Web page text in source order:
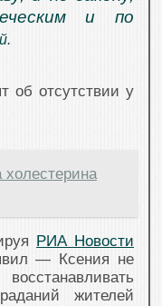
и по
об отсутствии у
РИА Новости
— Ксения не
жителей